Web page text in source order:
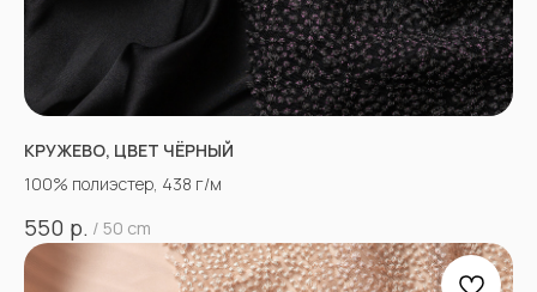
КРУЖЕВО, ЦВЕТ ЧЁРНЫЙ
100% полиэстер, 438 г/м
550 р. / 50 cm